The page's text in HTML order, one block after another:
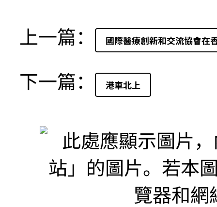
上一篇： 國際醫療創新和交流協會在
下一篇： 港車北上